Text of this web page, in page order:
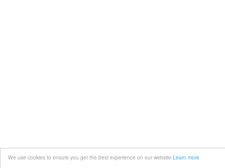
We use cookies to ensure you get the best experience on our website Learn more